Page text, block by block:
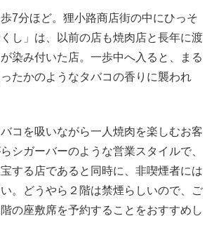
7分ほど。狸小路商店街の中にひっそ
し」は、以前の店も焼肉店と長年に渡
染み付いた店。一歩中へ入ると、まる
たかのようなタバコの香りに襲われ
コを吸いながら一人焼肉を楽しむお客
シガーバーのような営業スタイルで、
する店であると同時に、非喫煙者には
。どうやら２階は禁煙らしいので、ご
の座敷席を予約することをおすすめし